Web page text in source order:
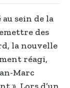
sein de la
des
la nouvelle
réagi,
Marc